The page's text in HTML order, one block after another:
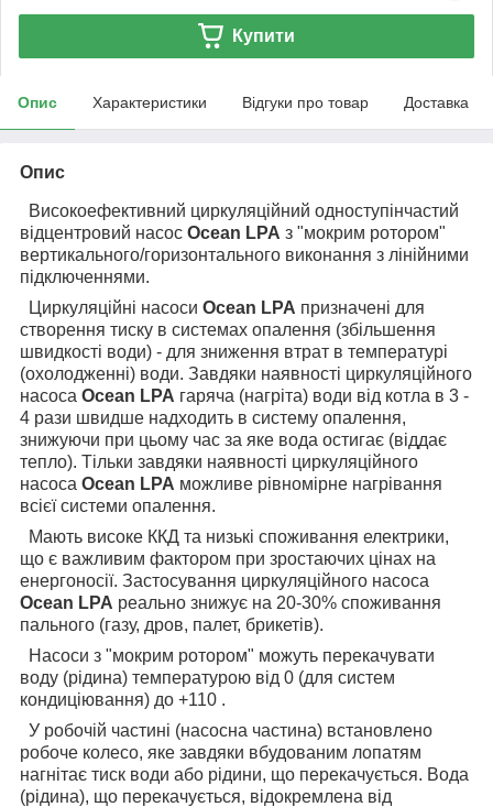
Купити
Опис Характеристики Відгуки про товар Доставка
Опис
Високоефективний циркуляційний одноступінчастий
відцентровий насос Ocean LPA з "мокрим ротором"
вертикального/горизонтального виконання з лінійними
підключеннями.
Циркуляційні насоси Ocean LPA призначені для
створення тиску в системах опалення (збільшення
швидкості води) - для зниження втрат в температурі
(охолодженні) води. Завдяки наявності циркуляційного
насоса Ocean LPA гаряча (нагріта) води від котла в 3 -
4 рази швидше надходить в систему опалення,
знижуючи при цьому час за яке вода остигає (віддає
тепло). Тільки завдяки наявності циркуляційного
насоса Ocean LPA можливе рівномірне нагрівання
всієї системи опалення.
Мають високе ККД та низькі споживання електрики,
що є важливим фактором при зростаючих цінах на
енергоносії. Застосування циркуляційного насоса
Ocean LPA реально знижує на 20-30% споживання
пального (газу, дров, палет, брикетів).
Насоси з "мокрим ротором" можуть перекачувати
воду (рідина) температурою від 0 (для систем
кондиціювання) до +110 .
У робочій частині (насосна частина) встановлено
робоче колесо, яке завдяки вбудованим лопатям
нагнітає тиск води або рідини, що перекачується. Вода
(рідина), що перекачується, відокремлена від